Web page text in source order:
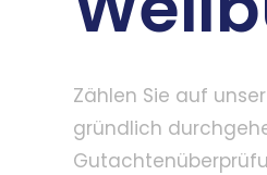
Zählen Sie auf
gründlich